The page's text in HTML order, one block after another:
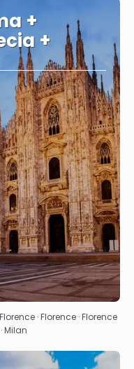
+
+
· Florence · Florence
Milan